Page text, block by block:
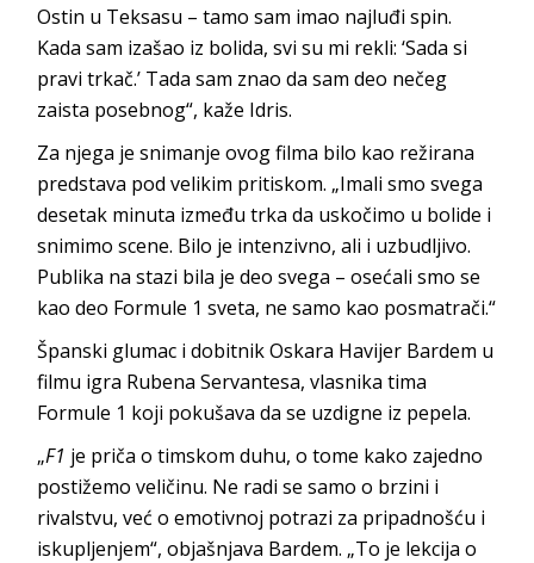
Ostin u Teksasu – tamo sam imao najluđi spin.
Kada sam izašao iz bolida, svi su mi rekli: ‘Sada si
pravi trkač.’ Tada sam znao da sam deo nečeg
zaista posebnog“, kaže Idris.
Za njega je snimanje ovog filma bilo kao režirana
predstava pod velikim pritiskom. „Imali smo svega
desetak minuta između trka da uskočimo u bolide i
snimimo scene. Bilo je intenzivno, ali i uzbudljivo.
Publika na stazi bila je deo svega – osećali smo se
kao deo Formule 1 sveta, ne samo kao posmatrači.“
Španski glumac i dobitnik Oskara Havijer Bardem u
filmu igra Rubena Servantesa, vlasnika tima
Formule 1 koji pokušava da se uzdigne iz pepela.
„F1 je priča o timskom duhu, o tome kako zajedno
postižemo veličinu. Ne radi se samo o brzini i
rivalstvu, već o emotivnoj potrazi za pripadnošću i
iskupljenjem“, objašnjava Bardem. „To je lekcija o